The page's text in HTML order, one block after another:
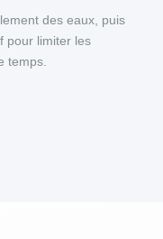
des eaux, puis
pour limiter les
temps.